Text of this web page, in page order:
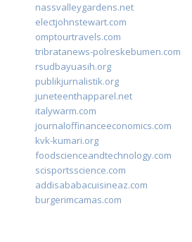
nassvalleygardens.net
electjohnstewart.com
omptourtravels.com
tribratanews-polreskebumen.com
rsudbayuasih.org
publikjurnalistik.org
juneteenthapparel.net
italywarm.com
journaloffinanceeconomics.com
kvk-kumari.org
foodscienceandtechnology.com
scisportsscience.com
addisababacuisineaz.com
burgerimcamas.com